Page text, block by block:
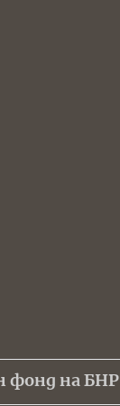
фонд на БНР